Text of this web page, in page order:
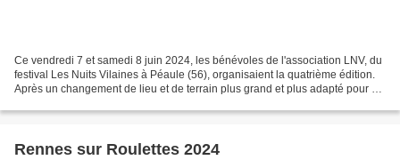
Ce vendredi 7 et samedi 8 juin 2024, les bénévoles de l'association LNV, du
festival Les Nuits Vilaines à Péaule (56), organisaient la quatrième édition.
Après un changement de lieu et de terrain plus grand et plus adapté pour un
Rennes sur Roulettes 2024